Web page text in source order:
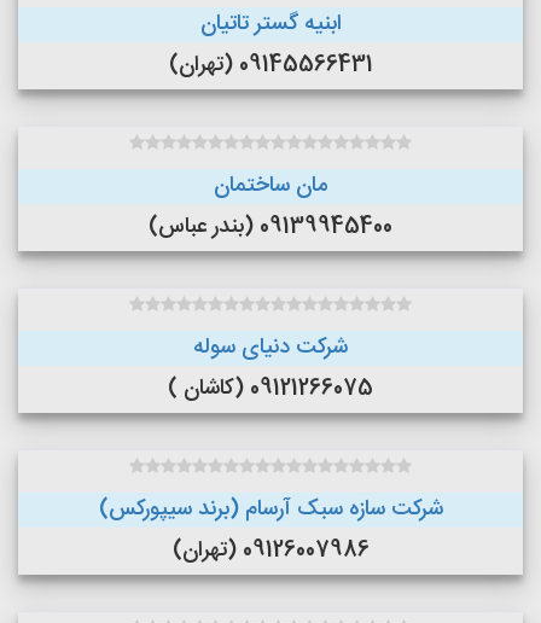
ابنیه گستر تاتیان
09145566431 (تهران)
مان ساختمان
09139945400 (بندر عباس)
شرکت دنیای سوله
09121266075 (کاشان )
شرکت سازه سبک آرسام (برند سیپورکس)
09126007986 (تهران)